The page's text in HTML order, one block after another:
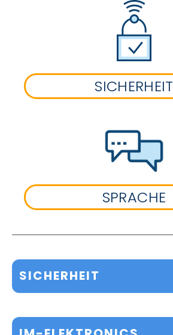
SICHERHEIT
SPRACHE
SICHERHEIT